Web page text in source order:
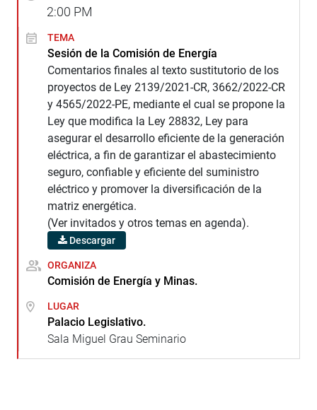
2:00 PM
TEMA
Sesión de la Comisión de Energía
Comentarios finales al texto sustitutorio de los
proyectos de Ley 2139/2021-CR, 3662/2022-CR
y 4565/2022-PE, mediante el cual se propone la
Ley que modifica la Ley 28832, Ley para
asegurar el desarrollo eficiente de la generación
eléctrica, a fin de garantizar el abastecimiento
seguro, confiable y eficiente del suministro
eléctrico y promover la diversificación de la
matriz energética.
(Ver invitados y otros temas en agenda).
Descargar
ORGANIZA
Comisión de Energía y Minas.
LUGAR
Palacio Legislativo.
Sala Miguel Grau Seminario